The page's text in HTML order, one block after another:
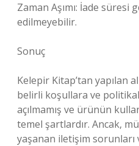
Zaman Aşımı: İade
edilmeyebilir.
Sonuç
Kelepir Kitap’tan yapılan
belirli koşullara ve
açılmamış ve ürünün
temel şartlardır. Ancak,
yaşanan iletişim